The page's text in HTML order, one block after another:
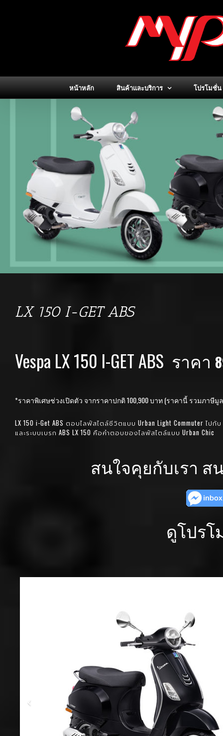
หน้าหลัก สินค้าและบริการ โปรโมชั่น
LX 150 I-GET ABS
Vespa LX 150 I-GET ABS ราคา
*ราคาพิเศษช่วงเปิดตัว จากราคาปกติ 100,900 บาท (ราคานี้ รวมภาษีมู
LX 150 i-Get ABS ตอบไลฟ์สไตล์ชีวิตแบบ Urban Light Commuter
และระบบเบรก ABS LX 150 คือคำตอบของไลฟ์สไตล์แบบ Urban Chic
สนใจคุยกับเรา ส
ดูโปรโ